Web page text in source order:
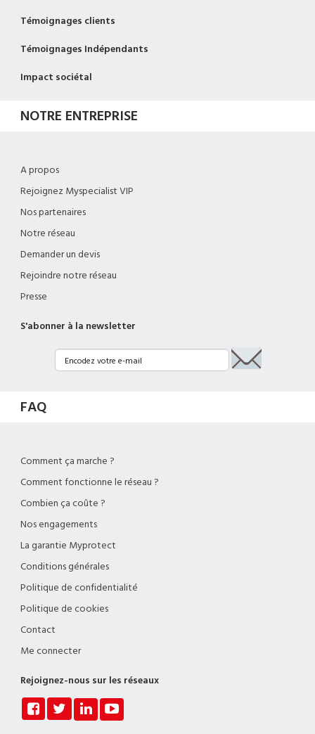
Témoignages clients
Témoignages Indépendants
Impact sociétal
NOTRE ENTREPRISE
A propos
Rejoignez Myspecialist VIP
Nos partenaires
Notre réseau
Demander un devis
Rejoindre notre réseau
Presse
S'abonner à la newsletter
FAQ
Comment ça marche ?
Comment fonctionne le réseau ?
Combien ça coûte ?
Nos engagements
La garantie Myprotect
Conditions générales
Politique de confidentialité
Politique de cookies
Contact
Me connecter
Rejoignez-nous sur les réseaux